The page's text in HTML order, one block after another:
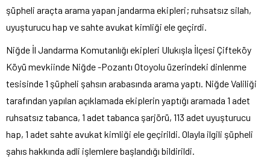
şüpheli araçta arama yapan jandarma ekipleri; ruhsatsız silah,
uyuşturucu hap ve sahte avukat kimliği ele geçirdi.
Niğde İl Jandarma Komutanlığı ekipleri Ulukışla İlçesi Çifteköy
Köyü mevkiinde Niğde -Pozantı Otoyolu üzerindeki dinlenme
tesisinde 1 şüpheli şahsın arabasında arama yaptı. Niğde Valiliği
tarafından yapılan açıklamada ekiplerin yaptığı aramada 1 adet
ruhsatsız tabanca, 1 adet tabanca şarjörü, 113 adet uyuşturucu
hap, 1 adet sahte avukat kimliği ele geçirildi. Olayla ilgili şüpheli
şahıs hakkında adli işlemlere başlandığı bildirildi.